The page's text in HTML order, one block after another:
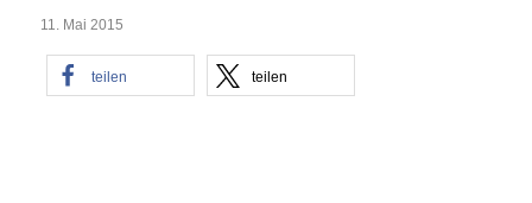
11. Mai 2015
teilen teilen